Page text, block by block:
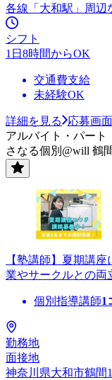
各線「大和駅」周辺
シフト
1日8時間からOK
交通費支給
未経験OK
詳細を見る
応募画
アルバイト・パート
さなる個別@will 鶴
【塾講師】夏期講
業やサークルとの
個別指導講師1
勤務地
面接地
神奈川県大和市鶴間